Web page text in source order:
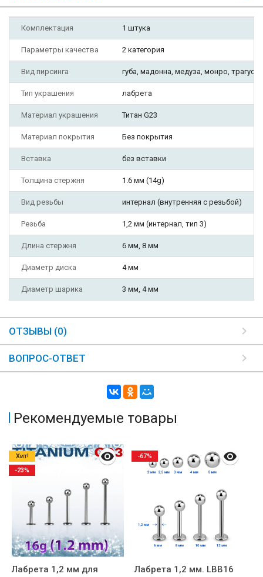
Комплектация 1 штука
Параметры качества 2 категория
Вид пирсинга губа, мадонна, медуза, монро, трагус,
Тип украшения лабрета
Материал украшения Титан G23
Материал покрытия Без покрытия
Вставка без вставки
Толщина стержня 1.6 мм (14g)
Вид резьбы интернал (внутренняя с резьбой)
Резьба 1,2 мм (интернал, тип 3)
Длина стержня 6 мм, 8 мм
Диаметр диска 4 мм
Диаметр шарика 3 мм, 4 мм
ОТЗЫВЫ (0)
ВОПРОС-ОТВЕТ
Рекомендуемые товары
Лабрета 1,2 мм для
Хит!
-23%
Лабрета 1,2 мм. LBB16
-67%